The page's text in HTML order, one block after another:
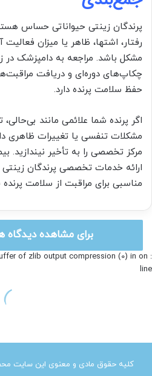
کلیه حقوق مادی و معنوی این سایت